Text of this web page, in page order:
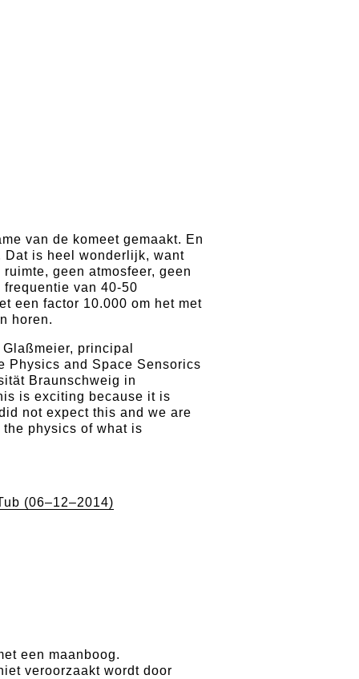
van de komeet gemaakt. En
Dat is heel wonderlijk, want
geen atmosfeer, geen
van 40-50
een factor 10.000 om het met
horen.
principal
Physics and Space Sensorics
Braunschweig in
is exciting because it is
not expect this and we are
physics of what is
(06–12–2014)
een maanboog.
veroorzaakt wordt door